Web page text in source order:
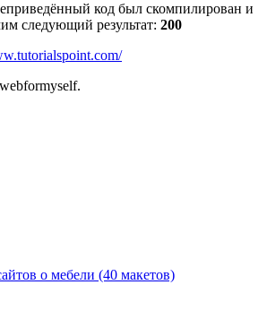
код был скомпилирован и
следующий результат: 200
о мебели (40 макетов)